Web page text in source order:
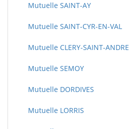
Mutuelle SAINT-AY
Mutuelle SAINT-CYR-EN-VAL
Mutuelle CLERY-SAINT-ANDRE
Mutuelle SEMOY
Mutuelle DORDIVES
Mutuelle LORRIS